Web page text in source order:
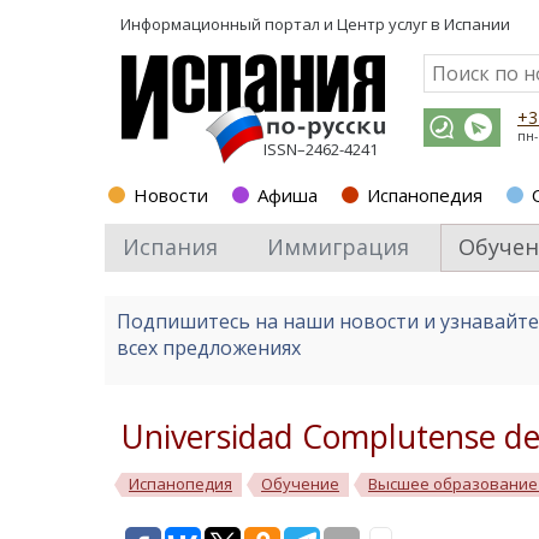
Информационный портал и Центр услуг в Испании
ISSN–2462-4241
Новости Афиша Испанопедия
Испания Иммиграция
Подпишитесь на наши новости и
всех предложениях
Universidad Complutense
Испанопедия Обучение Высшее